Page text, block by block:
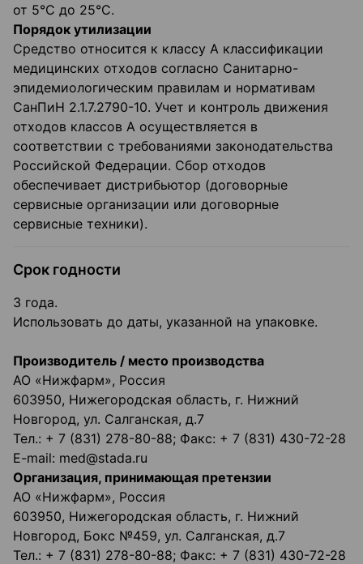
от 5°С до 25°С.
Порядок утилизации
Средство относится к классу А классификации
медицинских отходов согласно Санитарно-
эпидемиологическим правилам и нормативам
СанПиН 2.1.7.2790-10. Учет и контроль движения
отходов классов А осуществляется в
соответствии с требованиями законодательства
Российской Федерации. Сбор отходов
обеспечивает дистрибьютор (договорные
сервисные организации или договорные
сервисные техники).
Срок годности
3 года.
Использовать до даты, указанной на упаковке.
Производитель / место производства
АО «Нижфарм», Россия
603950, Нижегородская область, г. Нижний
Новгород, ул. Салганская, д.7
Тел.: + 7 (831) 278-80-88; Факс: + 7 (831) 430-72-28
E-mail: med@stada.ru
Организация, принимающая претензии
АО «Нижфарм», Россия
603950, Нижегородская область, г. Нижний
Новгород, Бокс №459, ул. Салганская, д.7
Тел.: + 7 (831) 278-80-88; Факс: + 7 (831) 430-72-28